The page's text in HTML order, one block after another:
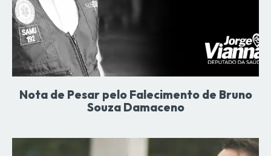
Nota de Pesar pelo Falecimento de Bruno
Souza Damaceno